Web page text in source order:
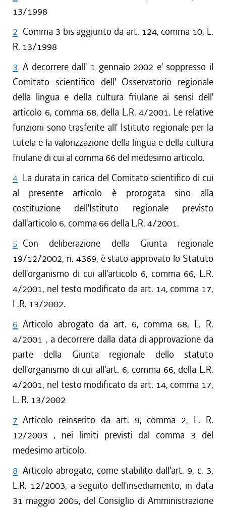
13/1998
2 Comma 3 bis aggiunto da art. 124, comma 10, L.
R. 13/1998
3 A decorrere dall' 1 gennaio 2002 e' soppresso il
Comitato scientifico dell' Osservatorio regionale
della lingua e della cultura friulane ai sensi dell'
articolo 6, comma 68, della L.R. 4/2001. Le relative
funzioni sono trasferite all' Istituto regionale per la
tutela e la valorizzazione della lingua e della cultura
friulane di cui al comma 66 del medesimo articolo.
4 La durata in carica del Comitato scientifico di cui
al presente articolo è prorogata sino alla
costituzione dell'Istituto regionale previsto
dall'articolo 6, comma 66 della L.R. 4/2001.
5 Con deliberazione della Giunta regionale
19/12/2002, n. 4369, è stato approvato lo Statuto
dell'organismo di cui all'articolo 6, comma 66, L.R.
4/2001, nel testo modificato da art. 14, comma 17,
L.R. 13/2002.
6 Articolo abrogato da art. 6, comma 68, L. R.
4/2001 , a decorrere dalla data di approvazione da
parte della Giunta regionale dello statuto
dell'organismo di cui all'art. 6, comma 66, della L.R.
4/2001, nel testo modificato da art. 14, comma 17,
L. R. 13/2002
7 Articolo reinserito da art. 9, comma 2, L. R.
12/2003 , nei limiti previsti dal comma 3 del
medesimo articolo.
8 Articolo abrogato, come stabilito dall'art. 9, c. 3,
L.R. 12/2003, a seguito dell'insediamento, in data
31 maggio 2005, del Consiglio di Amministrazione